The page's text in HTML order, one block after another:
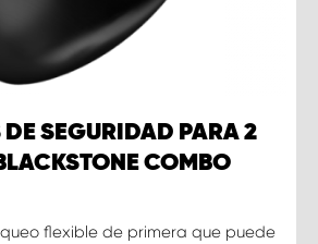
DE SEGURIDAD PARA 2
COMBO
flexible de primera que puede